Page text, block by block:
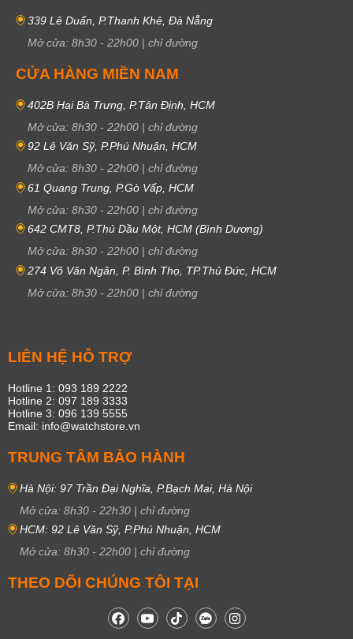
339 Lê Duẩn, P.Thanh Khê, Đà Nẵng
Mở cửa: 8h30 - 22h00 | chỉ đường
CỬA HÀNG MIỀN NAM
402B Hai Bà Trưng, P.Tân Định, HCM
Mở cửa: 8h30 - 22h00 | chỉ đường
92 Lê Văn Sỹ, P.Phú Nhuận, HCM
Mở cửa: 8h30 - 22h00 | chỉ đường
61 Quang Trung, P.Gò Vấp, HCM
Mở cửa: 8h30 - 22h00 | chỉ đường
642 CMT8, P.Thủ Dầu Một, HCM (Bình Dương)
Mở cửa: 8h30 - 22h00 | chỉ đường
274 Võ Văn Ngân, P. Bình Thọ, TP.Thủ Đức, HCM
Mở cửa: 8h30 - 22h00 | chỉ đường
LIÊN HỆ HỖ TRỢ
Hotline 1: 093 189 2222
Hotline 2: 097 189 3333
Hotline 3: 096 139 5555
Email: info@watchstore.vn
TRUNG TÂM BẢO HÀNH
Hà Nội: 97 Trần Đại Nghĩa, P.Bạch Mai, Hà Nội
Mở cửa: 8h30 - 22h30 | chỉ đường
HCM: 92 Lê Văn Sỹ, P.Phú Nhuận, HCM
Mở cửa: 8h30 - 22h00 | chỉ đường
THEO DÕI CHÚNG TÔI TẠI